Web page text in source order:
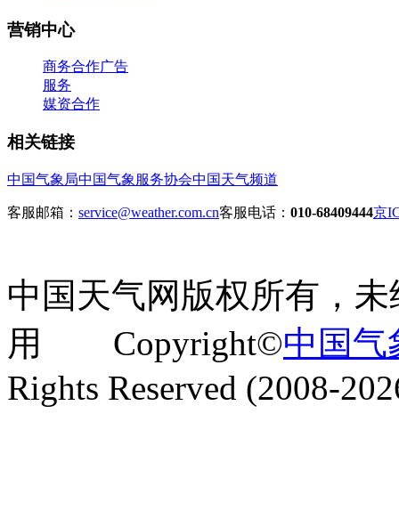
营销中心
商务合作广告
服务
媒资合作
相关链接
中国气象局中国气象服务协会中国天气频道
客服邮箱： service@weather.com.cn客服电话： 010-68409444京
中国天气网版权所有，
用 Copyright©中国气
Rights Reserved (2008-